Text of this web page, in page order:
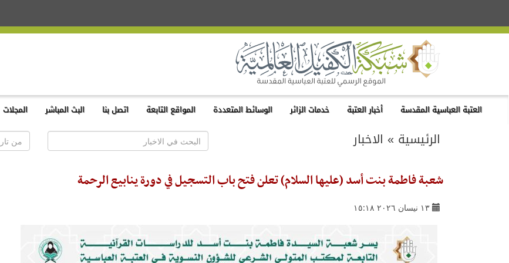
العتبة العباسية المقدسة أخبار العتبة خدمات الزائر الوسائط المتعددة المواقع التابعة اتصل بنا البث المباشر المجلات
الرئيسية » الاخبار
شعبة فاطمة بنت أسد (عليها السلام) تعلن فتح باب التسجيل في دورة ينابيع الرحمة
١٣ نيسان ٢٠٢٦ ١٥:١٨